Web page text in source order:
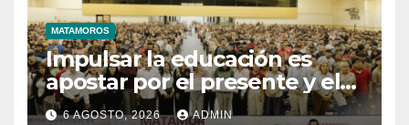
MATAMOROS
Impulsar la educación es
apostar por el presente y el
futuro de Matamoros
6 AGOSTO, 2026 ADMIN